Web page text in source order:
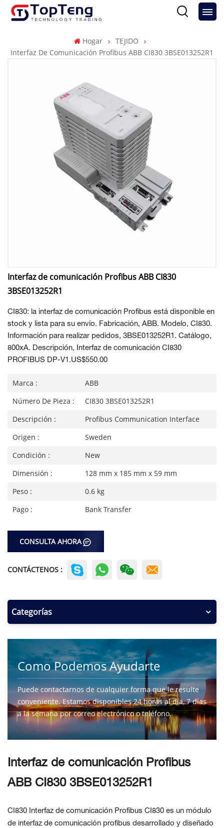
Hogar
TEJIDO
Interfaz De Comunicación Profibus ABB CI830 3BSE013252R1
Interfaz de comunicación Profibus ABB CI830
3BSE013252R1
CI830: la interfaz de comunicación Profibus está disponible en
stock y lista para su envío. Fabricación, ABB. Modelo, CI830.
Información para realizar pedidos, 3BSE013252R1. Catálogo,
800xA. Descripción, Interfaz de comunicación CI830
PROFIBUS DP-V1.US$550.00
Marca :
ABB
Número De Pieza :
CI830 3BSE013252R1
Descripción :
Profibus Communication Interface
Origen :
Sweden
Condición :
New
Dimensión :
128 mm x 185 mm x 59 mm
Peso :
0.6 kg
Pago :
Bank Transfer
CONSULTA AHORA
CONTÁCTENOS :
Categorías
Como Podemos Ayudarte
Puede contactarnos de cualquier forma que le resulte
conveniente. Estamos disponibles 24 horas al día, 7 días
a la semana por correo electrónico o teléfono.
CONTÁCTENOS
Interfaz de comunicación Profibus
ABB CI830 3BSE013252R1
CI830 Interfaz de comunicación Profibus CI830 es un módulo
de interfaz de comunicación profibus desarrollado y diseñado